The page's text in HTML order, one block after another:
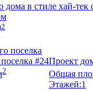
дома в стиле хай-тек
#24
2
Проект
Общая
Этажей:1